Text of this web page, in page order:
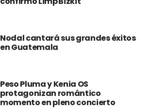
Nodal cantará sus grandes éxitos
en Guatemala
Peso Pluma y Kenia OS
protagonizan romántico
momento en pleno concierto